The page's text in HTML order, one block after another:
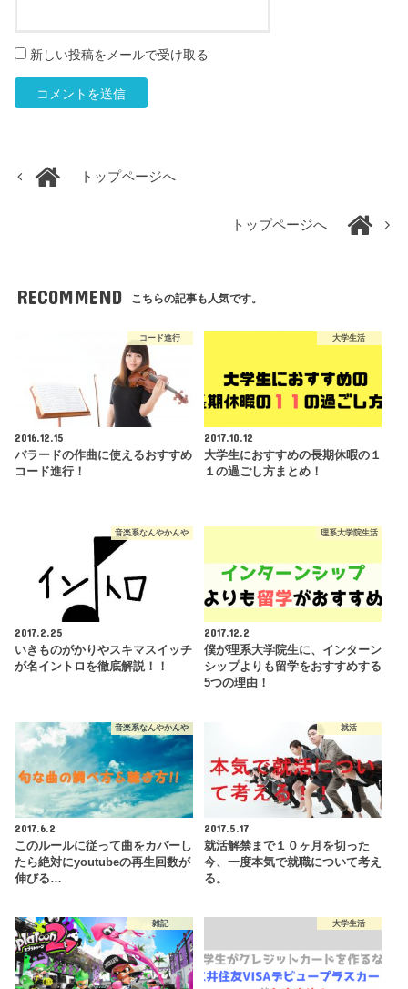
新しい投稿をメールで受け取る
トップページへ
トップページへ
RECOMMEND こちらの記事も人気です。
コード進行
2016.12.15
バラードの作曲に使えるおすすめ
コード進行！
大学生活
2017.10.12
大学生におすすめの長期休暇の１
１の過ごし方まとめ！
音楽系なんやかんや
2017.2.25
いきものがかりやスキマスイッチ
が名イントロを徹底解説！！
理系大学院生活
2017.12.2
僕が理系大学院生に、インターン
シップよりも留学をおすすめする
5つの理由！
音楽系なんやかんや
2017.6.2
このルールに従って曲をカバーし
たら絶対にyoutubeの再生回数が
伸びる…
就活
2017.5.17
就活解禁まで１０ヶ月を切った
今、一度本気で就職について考え
る。
雑記 大学生活